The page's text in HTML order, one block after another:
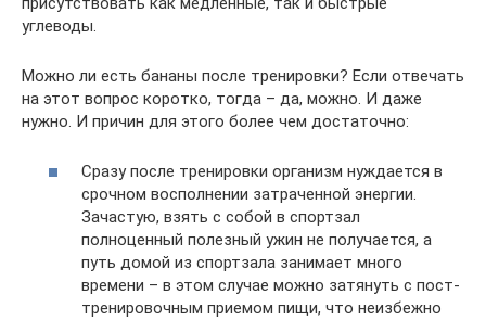
углеводы.
Можно ли есть бананы после тренировки? Если отвечать
на этот вопрос коротко, тогда – да, можно. И даже
нужно. И причин для этого более чем достаточно:
Сразу после тренировки организм нуждается в
срочном восполнении затраченной энергии.
Зачастую, взять с собой в спортзал
полноценный полезный ужин не получается, а
путь домой из спортзала занимает много
времени – в этом случае можно затянуть с пост-
тренировочным приемом пищи, что неизбежно